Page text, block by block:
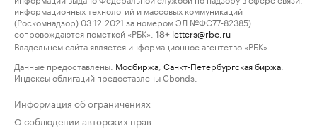
информационных технологий и массовых коммуникаций
(Роскомнадзор) 03.12.2021 за номером ЭЛ №ФС77-82385)
сопровождаются пометкой «РБК».
18+ letters@rbc.ru
Владельцем сайта является информационное агентство «РБК».
Данные предоставлены: Мосбиржа Санкт-Петербургская биржа
Индексы облигаций предоставлены Cbonds.
Информация об ограничениях
О соблюдении авторских прав